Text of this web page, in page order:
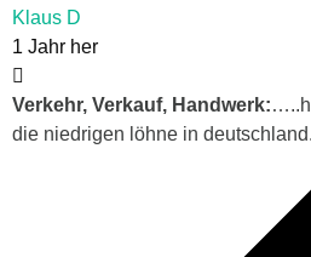
Klaus D
1 Jahr her
Verkehr, Verkauf, Handwerk:
die niedrigen löhne in deutschland.